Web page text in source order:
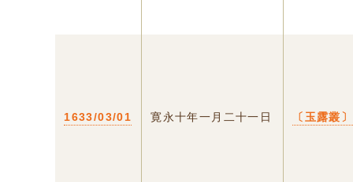
1633/03/01 寛永十年一月二十一日 〔玉露叢〕